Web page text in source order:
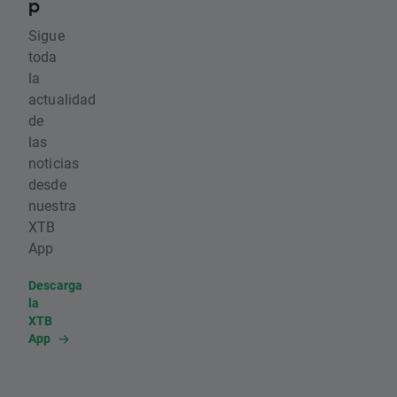
p
Sigue
toda
la
actualidad
de
las
noticias
desde
nuestra
XTB
App
Descarga
la
XTB
App